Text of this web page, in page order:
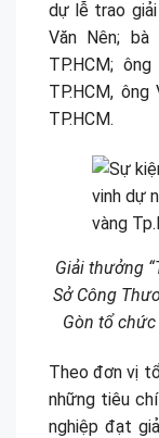
dự lễ trao
Văn Nên;
TP.HCM;
TP.HCM,
TP.HCM.
Giải thưởng
Sở Công
Gòn tổ chức
Theo đơn vị
những tiêu
nghiệp đạt